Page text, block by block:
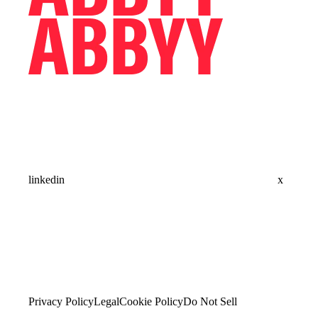
linkedin x
Privacy PolicyLegalCookie PolicyDo Not Sell